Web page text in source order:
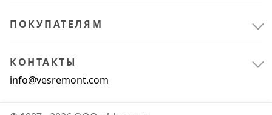
ПОКУПАТЕЛЯМ
КОНТАКТЫ
info@vesremont.com